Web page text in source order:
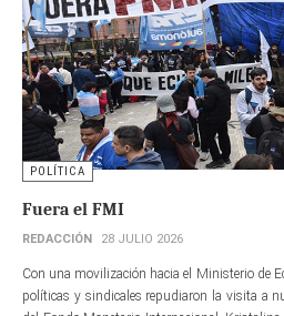
POLÍTICA
Fuera el FMI
REDACCIÓN 28 JULIO 2026
Con una movilización hacia el Ministerio de
políticas y sindicales repudiaron la visita a